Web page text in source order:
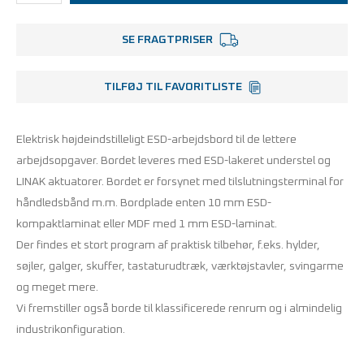
SE FRAGTPRISER
TILFØJ TIL FAVORITLISTE
Elektrisk højdeindstilleligt ESD-arbejdsbord til de lettere
arbejdsopgaver. Bordet leveres med ESD-lakeret understel og
LINAK aktuatorer. Bordet er forsynet med tilslutningsterminal for
håndledsbånd m.m. Bordplade enten 10 mm ESD-
kompaktlaminat eller MDF med 1 mm ESD-laminat.
Der findes et stort program af praktisk tilbehør, f.eks. hylder,
søjler, galger, skuffer, tastaturudtræk, værktøjstavler, svingarme
og meget mere.
Vi fremstiller også borde til klassificerede renrum og i almindelig
industrikonfiguration.